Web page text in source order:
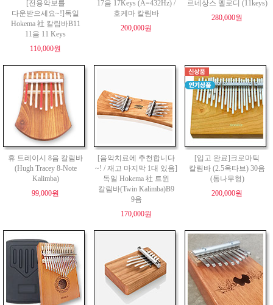
[전용악보를
다운받으세요~!]독일
Hokema 社 칼림바B11
11음 11 Keys
110,000원
17음 17Keys (A=432Hz) /
호케마 칼림바
200,000원
르네상스 멜로디 (11keys)
280,000원
휴 트레이시 8음 칼림바
(Hugh Tracey 8-Note
Kalimba)
99,000원
[음악치료에 추천합니다
~! / 재고 마지막 1대 있음]
독일 Hokema 社 트윈
칼림바(Twin Kalimba)B9
9음
170,000원
[입고 완료]크로마틱
칼림바 (2.5옥타브) 30음
(통나무형)
200,000원